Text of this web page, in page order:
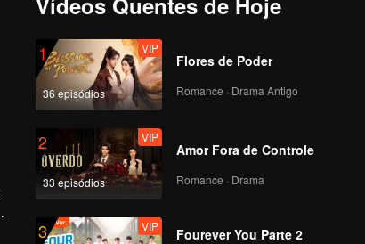
1
36 episódios
VIP
Flores de Poder
Romance · Drama Antigo
2
33 episódios
VIP
Amor Fora de Controle
Romance · Drama
3 VIP
Fourever You Parte 2